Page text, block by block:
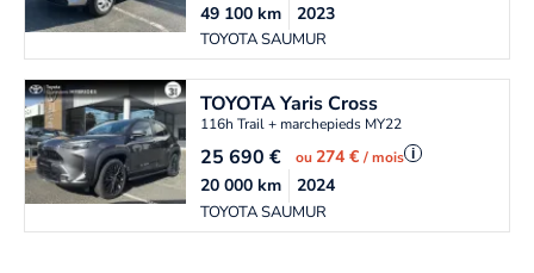
TOYOTA SAUMUR
49 100km 2023
TOYOTAYaris Cross
116h Trail + marchepieds MY22
25 690€ ou274 €/ mois i
TOYOTA SAUMUR
20 000km 2024